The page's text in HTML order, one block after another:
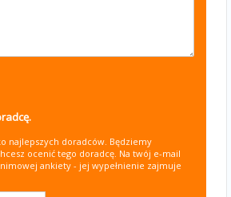
najlepszych doradców. Będziemy
ocenić tego doradcę. Na twój e-mail
ankiety - jej wypełnienie zajmuje